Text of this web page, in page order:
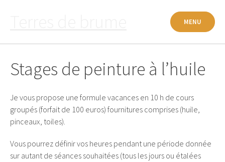
MENU
Stages de peinture à l’huile
Je vous propose une formule vacances en 10 h de cours
groupés (forfait de 100 euros) fournitures comprises (huile,
pinceaux, toiles).
Vous pourrez définir vos heures pendant une période donnée
sur autant de séances souhaitées (tous les jours ou étalées